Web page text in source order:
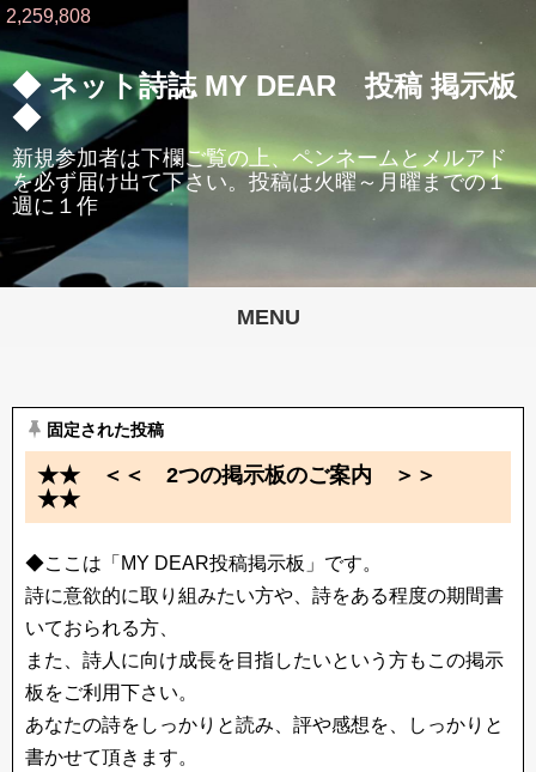
◆ ネット詩誌 MY DEAR 投稿 掲示板
◆
新規参加者は下欄ご覧の上、ペンネームとメルアド
を必ず届け出て下さい。投稿は火曜～月曜までの１
週に１作
MENU
2,259,808
固定された投稿
★★ ＜＜ 2つの掲示板のご案内 ＞＞
★★
◆ここは「MY DEAR投稿掲示板」です。
詩に意欲的に取り組みたい方や、詩をある程度の期間書
いておられる方、
また、詩人に向け成長を目指したいという方もこの掲示
板をご利用下さい。
あなたの詩をしっかりと読み、評や感想を、しっかりと
書かせて頂きます。